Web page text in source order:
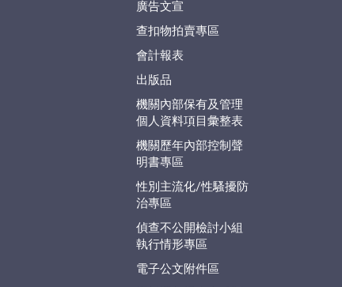
廣告文宣
查扣物拍賣專區
會計報表
出版品
機關內部保有及管理
個人資料項目彙整表
機關歷年內部控制聲
明書專區
性別主流化/性騷擾防
治專區
偵查不公開檢討小組
執行情形專區
電子公文附件區